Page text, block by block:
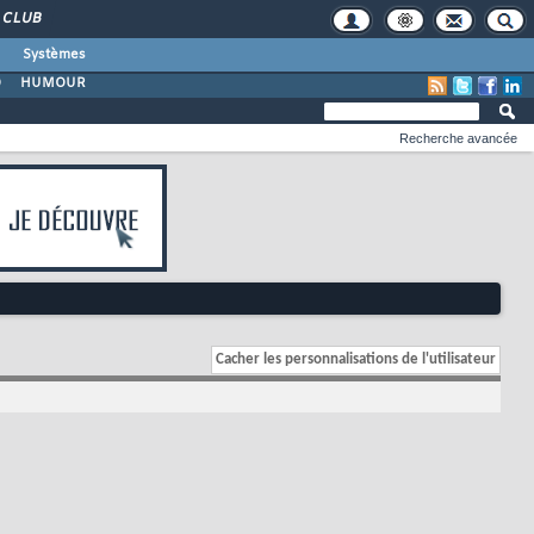
CLUB
Systèmes
HUMOUR
Recherche avancée